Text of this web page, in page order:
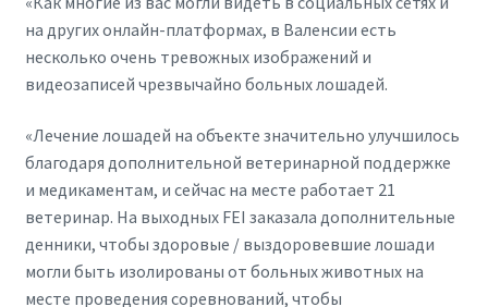
на других онлайн-платформах, в Валенсии есть
несколько очень тревожных изображений и
видеозаписей чрезвычайно больных лошадей.
«Лечение лошадей на объекте значительно улучшилось
благодаря дополнительной ветеринарной поддержке
и медикаментам, и сейчас на месте работает 21
ветеринар. На выходных FEI заказала дополнительные
денники, чтобы здоровые / выздоровевшие лошади
могли быть изолированы от больных животных на
месте проведения соревнований, чтобы